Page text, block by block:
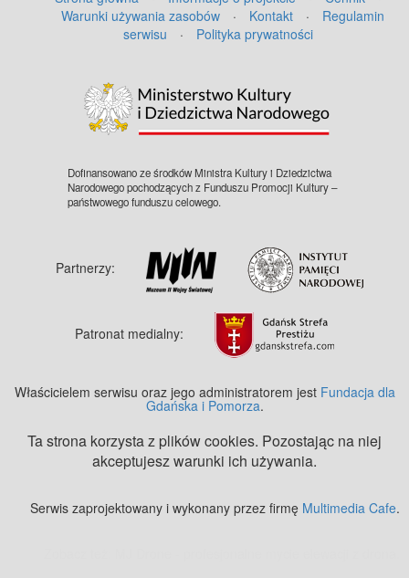
Warunki używania zasobów
· Kontakt ·
Regulamin
serwisu
· Polityka prywatności
Dofinansowano ze środków Ministra Kultury i Dziedzictwa
Narodowego pochodzących z Funduszu Promocji Kultury –
państwowego funduszu celowego.
Partnerzy:
Patronat medialny:
Właścicielem serwisu oraz jego administratorem jest Fundacja dla
Gdańska i Pomorza.
Ta strona korzysta z plików cookies. Pozostając na niej
akceptujesz warunki ich używania.
Serwis zaprojektowany i wykonany przez firmę Multimedia Cafe.